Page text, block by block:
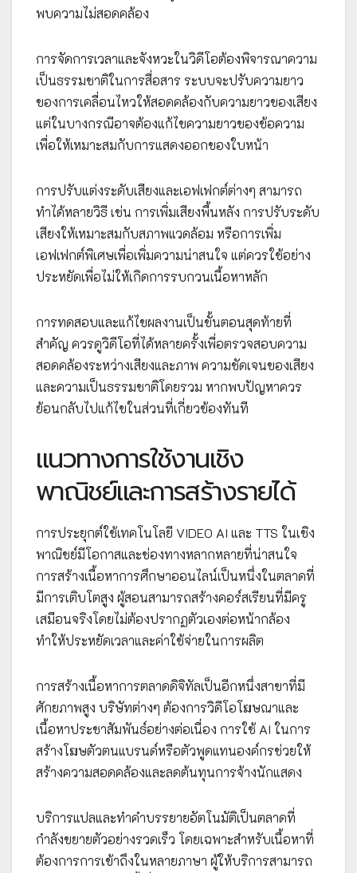
พบความไม่สอดคล้อง
การจัดการเวลาและจังหวะในวิดีโอต้องพิจารณาความ
เป็นธรรมชาติในการสื่อสาร ระบบจะปรับความยาว
ของการเคลื่อนไหวให้สอดคล้องกับความยาวของเสียง
แต่ในบางกรณีอาจต้องแก้ไขความยาวของข้อความ
เพื่อให้เหมาะสมกับการแสดงออกของใบหน้า
การปรับแต่งระดับเสียงและเอฟเฟกต์ต่างๆ สามารถ
ทำได้หลายวิธี เช่น การเพิ่มเสียงพื้นหลัง การปรับระดับ
เสียงให้เหมาะสมกับสภาพแวดล้อม หรือการเพิ่ม
เอฟเฟกต์พิเศษเพื่อเพิ่มความน่าสนใจ แต่ควรใช้อย่าง
ประหยัดเพื่อไม่ให้เกิดการรบกวนเนื้อหาหลัก
การทดสอบและแก้ไขผลงานเป็นขั้นตอนสุดท้ายที่
สำคัญ ควรดูวิดีโอที่ได้หลายครั้งเพื่อตรวจสอบความ
สอดคล้องระหว่างเสียงและภาพ ความชัดเจนของเสียง
และความเป็นธรรมชาติโดยรวม หากพบปัญหาควร
ย้อนกลับไปแก้ไขในส่วนที่เกี่ยวข้องทันที
แนวทางการใช้งานเชิง
พาณิชย์และการสร้างรายได้
การประยุกต์ใช้เทคโนโลยี VIDEO AI และ TTS ในเชิง
พาณิชย์มีโอกาสและช่องทางหลากหลายที่น่าสนใจ
การสร้างเนื้อหาการศึกษาออนไลน์เป็นหนึ่งในตลาดที่
มีการเติบโตสูง ผู้สอนสามารถสร้างคอร์สเรียนที่มีครู
เสมือนจริงโดยไม่ต้องปรากฏตัวเองต่อหน้ากล้อง
ทำให้ประหยัดเวลาและค่าใช้จ่ายในการผลิต
การสร้างเนื้อหาการตลาดดิจิทัลเป็นอีกหนึ่งสาขาที่มี
ศักยภาพสูง บริษัทต่างๆ ต้องการวิดีโอโฆษณาและ
เนื้อหาประชาสัมพันธ์อย่างต่อเนื่อง การใช้ AI ในการ
สร้างโฆษตัวตนแบรนด์หรือตัวพูดแทนองค์กรช่วยให้
สร้างความสอดคล้องและลดต้นทุนการจ้างนักแสดง
บริการแปลและทำคำบรรยายอัตโนมัติเป็นตลาดที่
กำลังขยายตัวอย่างรวดเร็ว โดยเฉพาะสำหรับเนื้อหาที่
ต้องการการเข้าถึงในหลายภาษา ผู้ให้บริการสามารถ